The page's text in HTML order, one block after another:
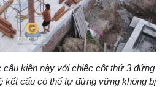
kiện này với chiếc cột thứ 3 đứng
kết cấu có thể tự đứng vững không bị